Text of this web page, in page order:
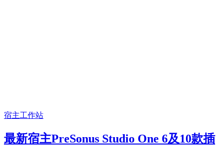
宿主工作站
最新宿主PreSonus Studio One 6及10款插